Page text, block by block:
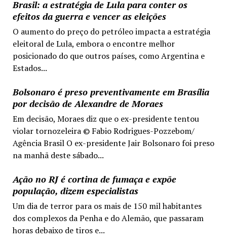
Brasil: a estratégia de Lula para conter os
efeitos da guerra e vencer as eleições
O aumento do preço do petróleo impacta a estratégia
eleitoral de Lula, embora o encontre melhor
posicionado do que outros países, como Argentina e
Estados...
Bolsonaro é preso preventivamente em Brasília
por decisão de Alexandre de Moraes
Em decisão, Moraes diz que o ex-presidente tentou
violar tornozeleira © Fabio Rodrigues-Pozzebom/
Agência Brasil O ex-presidente Jair Bolsonaro foi preso
na manhã deste sábado...
Ação no RJ é cortina de fumaça e expõe
população, dizem especialistas
Um dia de terror para os mais de 150 mil habitantes
dos complexos da Penha e do Alemão, que passaram
horas debaixo de tiros e...